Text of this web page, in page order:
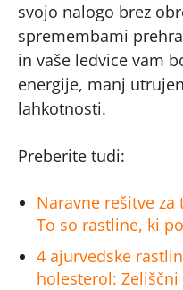
svojo nalogo brez
spremembami
in vaše ledvice vam
energije, manj
lahkotnosti.
Preberite tudi:
Naravne rešitve za
To so rastline, ki
4 ajurvedske
holesterol: